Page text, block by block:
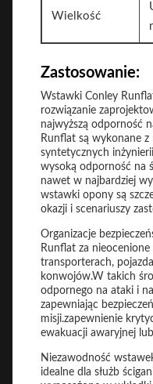
Wielkość
Zastosowanie:
Wstawki Conley
rozwiązanie
najwyższą odporność
Runflat są wykonane
syntetycznych
wysoką odporność na
nawet w najbardziej
wstawki opony są
okazji i scenariuszy
Organizacje
Runflat za
transporterach,
konwojów.W takich
odpornego na ataki i
zapewniając
misji.zapewnienie
ewakuacji awaryjnej
Niezawodność
idealne dla służb